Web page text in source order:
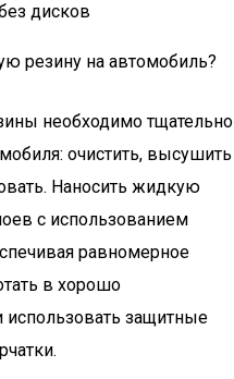
дисков
резину на автомобиль?
необходимо тщательно
очистить, высушить
Наносить жидкую
с использованием
равномерное
в хорошо
защитные